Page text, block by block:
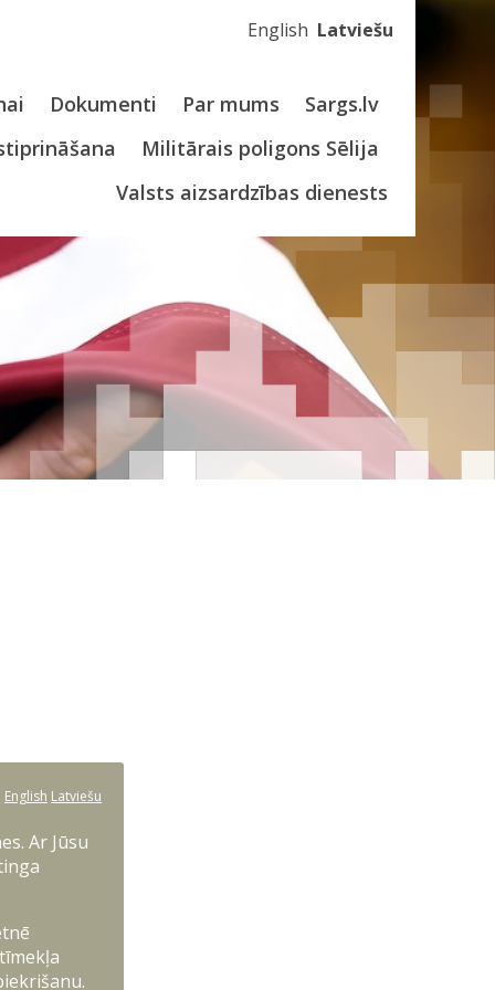
English Latviešu
Dokumenti Par mums
Sargs.lv
Militārais poligons Sēlija
Valsts aizsardzības dienests
English Latviešu
Ar Jūsu